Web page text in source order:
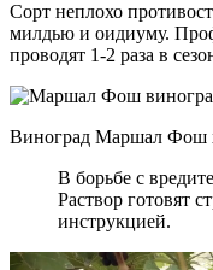
Сорт неплохо
милдью и оидиуму.
проводят 1-2 раза в
Виноград Маршал Фош
В борьбе с
Раствор готовят
инструкцией.